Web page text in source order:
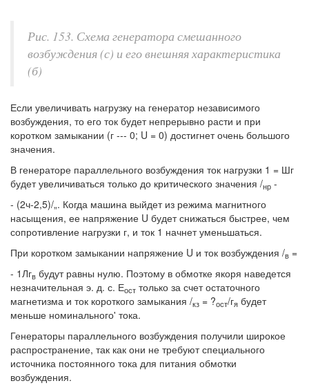
Рис. 153. Схема генератора смешанного
возбуждения (с) и его внешняя характеристика
(б)
Если увеличивать нагрузку на генератор независимого
возбуждения, то его ток будет непрерывно расти и при
коротком замыкании (г --- 0; U = 0) достигнет очень большого
значения.
В генераторе параллельного возбуждения ток нагрузки 1 = Шг
будет увеличиваться только до критического значения /нр -
- (2ч-2,5)/„. Когда машина выйдет из режима магнитного
насыщения, ее напряжение U будет снижаться быстрее, чем
сопротивление нагрузки г, и ток 1 начнет уменьшаться.
При коротком замыкании напряжение U и ток возбуждения /в =
- 1Лгв будут равны нулю. Поэтому в обмотке якоря наведется
незначительная э. д. с. Еост только за счет остаточного
магнетизма и ток короткого замыкания /кз = ?ост/гя будет
меньше номинального' тока.
Генераторы параллельного возбуждения получили широкое
распространение, так как они не требуют специального
источника постоянного тока для питания обмотки
возбуждения.